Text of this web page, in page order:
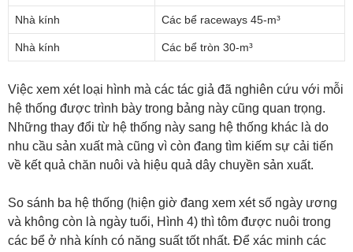
Nhà kính Các bể raceways 45-m³
Nhà kính Các bể tròn 30-m³
Việc xem xét loại hình mà các tác giả đã nghiên cứu với mỗi
hệ thống được trình bày trong bảng này cũng quan trọng.
Những thay đổi từ hệ thống này sang hệ thống khác là do
nhu cầu sản xuất mà cũng vì còn đang tìm kiếm sự cải tiến
về kết quả chăn nuôi và hiệu quả dây chuyền sản xuất.
So sánh ba hệ thống (hiện giờ đang xem xét số ngày ương
và không còn là ngày tuổi, Hình 4) thì tôm được nuôi trong
các bể ở nhà kính có năng suất tốt nhất. Để xác minh các